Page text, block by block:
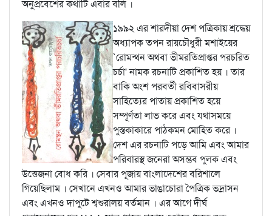
অনুপ্রবেশের কথাটি এবার বলি ।
১৯৯২ এর শারদীয়া দেশ পত্রিকায় শ্রদ্ধেয়
অধ্যাপক তপন রায়চৌধুরী মশাইয়ের
`রোমন্থন অথবা ভীমরতিপ্রাপ্তর পরচরিত
চর্চা' নামক রচনাটি প্রকাশিত হয় । তার
বাকি অংশ পরবর্তী রবিবাসরীয়
সাহিত্যের পাতায় প্রকাশিত হয়ে
সম্পূর্ণতা লাভ করে এবং যথাসময়ে
পুস্তকাকারে পাঠকমন মোহিত করে ।
দেশ এর রচনাটি পড়ে আমি এবং আমার
পরিবারস্থ জনেরা অসম্ভব পুলক এবং
উত্তেজনা বোধ করি । সেবার পূজায় বাংলাদেশের বরিশালে
গিয়েছিলাম । সেখানে এখনও আমার ভাঙাচোরা পৈত্রিক ভদ্রাসন
এবং এখনও দাপুটে শ্বশুরালয় বর্তমান । এর আগে দীর্ঘ